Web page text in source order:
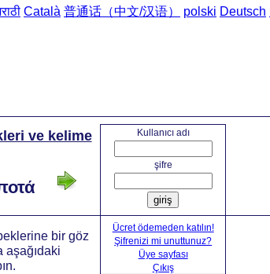
Català 普通话（中文/汉语） polski Deutsch
Kullanıcı adı
şifre
giriş
Ücret ödemeden katılın!
Şifrenizi mi unuttunuz?
Üye sayfası
Çıkış
ve kelime
bir göz
aşağıdaki